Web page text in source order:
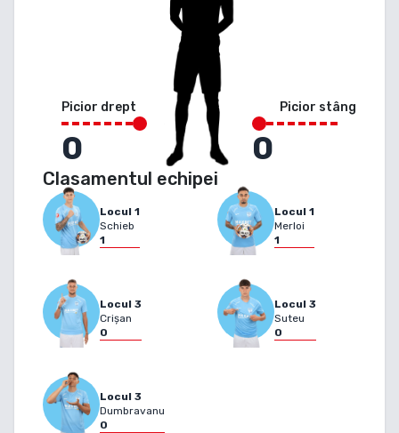
Picior drept
0
Picior stâng
0
Clasamentul echipei
Locul 1
Schieb
1
Locul 1
Merloi
1
Locul 3
Crișan
0
Locul 3
Suteu
0
Locul 3
Dumbravanu
0